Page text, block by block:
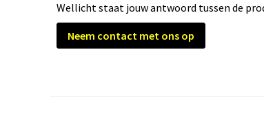
Wellicht staat jouw antwoord tussen de
Neem contact met ons op